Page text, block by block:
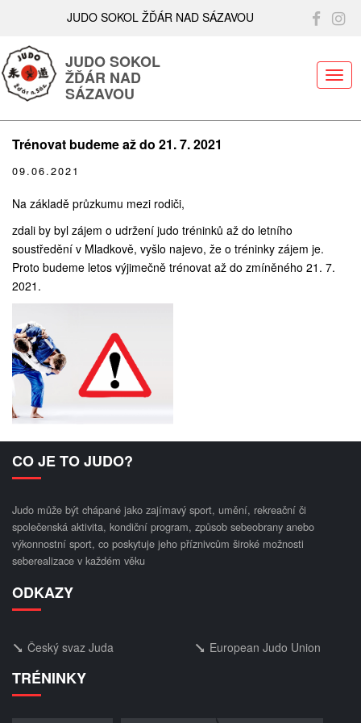
JUDO SOKOL ŽĎÁR NAD SÁZAVOU
JUDO SOKOL
ŽĎÁR NAD
SÁZAVOU
Trénovat budeme až do 21. 7. 2021
09.06.2021
Na základě průzkumu mezi rodiči,
zdali by byl zájem o udržení judo tréninků až do letního
soustředění v Mladkově, vyšlo najevo, že o tréninky zájem je.
Proto budeme letos výjimečně trénovat až do zmíněného 21. 7.
2021.
CO JE TO JUDO?
Judo může být chápané jako zajímavý sport, umění, rekreační či
společenská aktivita, kondiční program, způsob sebeobrany anebo
výkonnostní sport, co poskytuje jeho příznivcům široké možnosti
seberealizace v každém věku
ODKAZY
Český svaz Juda European Judo Union
TRÉNINKY